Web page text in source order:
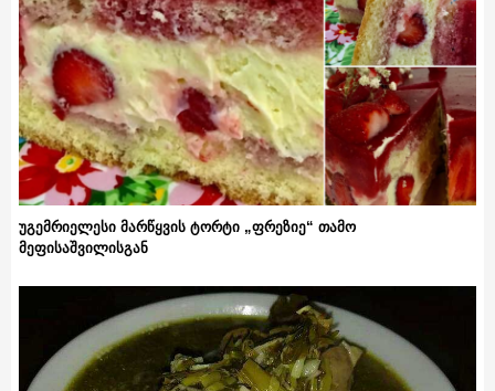
უგემრიელესი მარწყვის ტორტი „ფრეზიე“ თამო
მეფისაშვილისგან